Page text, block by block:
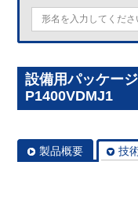
設備用パッケー
P1400VDMJ1
製品概要 技